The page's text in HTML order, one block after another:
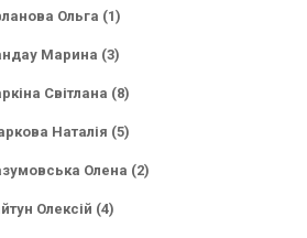
Ольга (1)
Марина (3)
Світлана (8)
Наталія (5)
Олена (2)
Олексій (4)